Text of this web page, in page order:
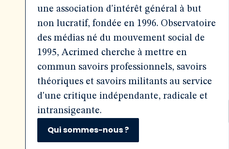
une association d'intérêt général à but
non lucratif, fondée en 1996. Observatoire
des médias né du mouvement social de
1995, Acrimed cherche à mettre en
commun savoirs professionnels, savoirs
théoriques et savoirs militants au service
d'une critique indépendante, radicale et
intransigeante.
Qui sommes-nous ?